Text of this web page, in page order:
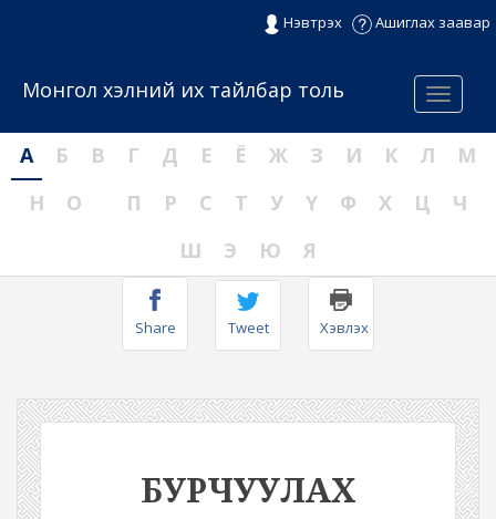
Нэвтрэх Ашиглах заавар
Menu
Монгол хэлний их тайлбар толь
А Б В Г Д Е Ё Ж З И К Л
М
Н
О П Р С Т У Ү Ф Х Ц
Ч
Ш
Э Ю Я
Share Tweet Хэвлэх
БУРЧУУЛАХ